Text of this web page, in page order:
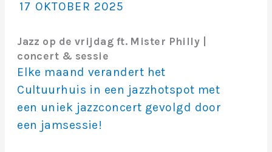
17 OKTOBER 2025
Jazz op de vrijdag ft. Mister Philly |
concert & sessie
Elke maand verandert het
Cultuurhuis in een jazzhotspot met
een uniek jazzconcert gevolgd door
een jamsessie!